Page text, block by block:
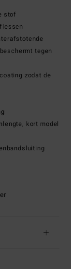
stof
tegen
zodat de
kort model